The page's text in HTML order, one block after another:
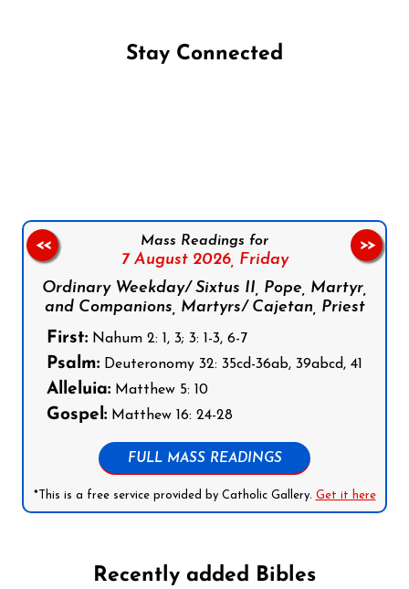
Stay Connected
Mass Readings for
7 August 2026, Friday
Ordinary Weekday/ Sixtus II, Pope, Martyr,
and Companions, Martyrs/ Cajetan, Priest
First: Nahum 2: 1, 3; 3: 1-3, 6-7
Psalm: Deuteronomy 32: 35cd-36ab, 39abcd, 41
Alleluia: Matthew 5: 10
Gospel: Matthew 16: 24-28
FULL MASS READINGS
*This is a free service provided by Catholic Gallery. Get it here
<< >>
Recently added Bibles